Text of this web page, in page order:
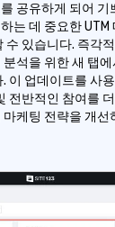
공유하게 되어 기
는 데 중요한 UTM
수 있습니다. 즉각
석을 위한 새 탭에
이 업데이트를 사
전반적인 참여를
케팅 전략을 개선